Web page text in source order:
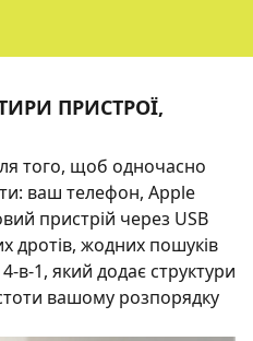
ПРИСТРОЇ,
того, щоб одночасно
ваш телефон, Apple
пристрій через USB
дротів, жодних пошуків
в-1, який додає структури
вашому розпорядку